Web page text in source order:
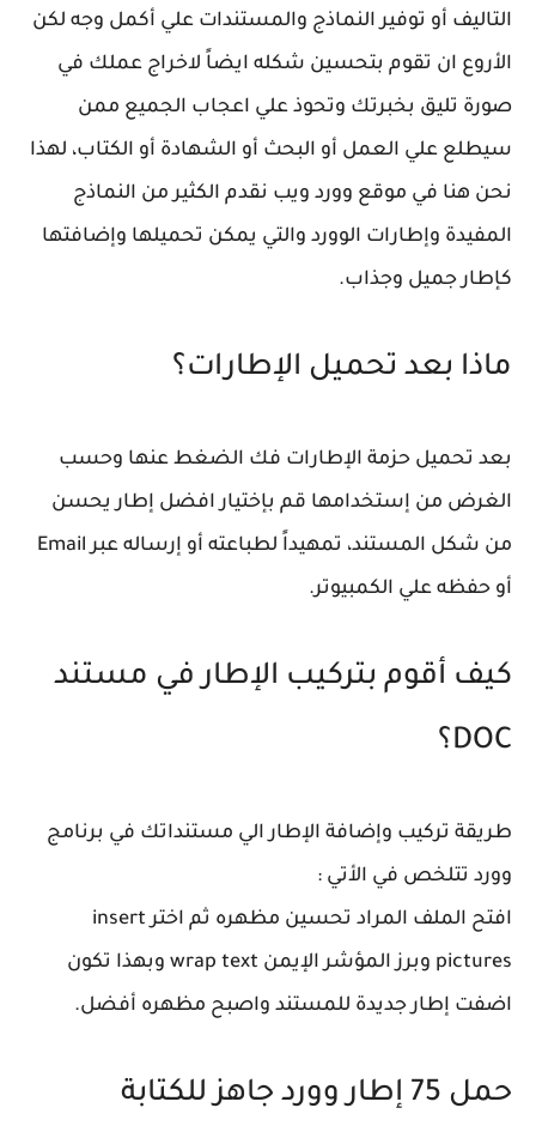
التاليف أو توفير النماذج والمستندات علي أكمل وجه لكن
الأروع ان تقوم بتحسين شكله ايضاً لاخراج عملك في
صورة تليق بخبرتك وتحوذ علي اعجاب الجميع ممن
سيطلع علي العمل أو البحث أو الشهادة أو الكتاب، لهذا
نحن هنا في موقع وورد ويب نقدم الكثير من النماذج
المفيدة وإطارات الوورد والتي يمكن تحميلها وإضافتها
كإطار جميل وجذاب.
ماذا بعد تحميل الإطارات؟
بعد تحميل حزمة الإطارات فك الضغط عنها وحسب
الغرض من إستخدامها قم بإختيار افضل إطار يحسن
من شكل المستند، تمهيداً لطباعته أو إرساله عبر Email
أو حفظه علي الكمبيوتر.
كيف أقوم بتركيب الإطار في مستند
DOC؟
طريقة تركيب وإضافة الإطار الي مستنداتك في برنامج
وورد تتلخص في الأتي :
افتح الملف المراد تحسين مظهره ثم اختر insert
pictures وبرز المؤشر الإيمن wrap text وبهذا تكون
اضفت إطار جديدة للمستند واصبح مظهره أفضل.
حمل 75 إطار وورد جاهز للكتابة